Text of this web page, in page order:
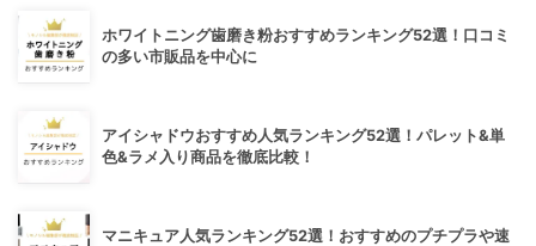
ホワイトニング歯磨き粉おすすめランキング52選！口コミ
の多い市販品を中心に
アイシャドウおすすめ人気ランキング52選！パレット&単
色&ラメ入り商品を徹底比較！
マニキュア人気ランキング52選！おすすめのプチプラや速